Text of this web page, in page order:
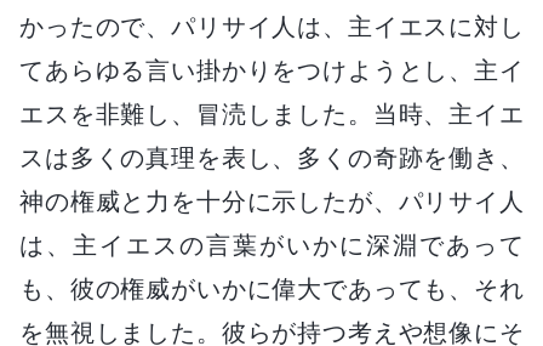
かったので、パリサイ人は、主イエスに対し
てあらゆる言い掛かりをつけようとし、主イ
エスを非難し、冒涜しました。当時、主イエ
スは多くの真理を表し、多くの奇跡を働き、
神の権威と力を十分に示したが、パリサイ人
は、主イエスの言葉がいかに深淵であって
も、彼の権威がいかに偉大であっても、それ
を無視しました。彼らが持つ考えや想像にそ